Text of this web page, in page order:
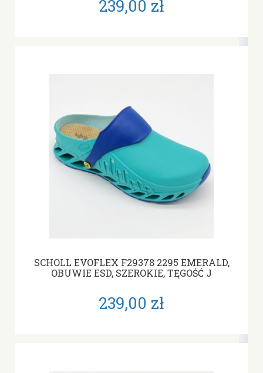
239,00 zł
SCHOLL EVOFLEX F29378 2295 EMERALD,
OBUWIE ESD, SZEROKIE, TĘGOŚĆ J
239,00 zł